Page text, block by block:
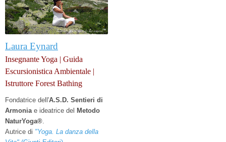
Laura Eynard
Insegnante Yoga | Guida
Escursionistica Ambientale |
Istruttore Forest Bathing
Fondatrice dell'A.S.D. Sentieri di
Armonia e ideatrice del Metodo
NaturYoga®
Autrice di "Yoga. La danza della